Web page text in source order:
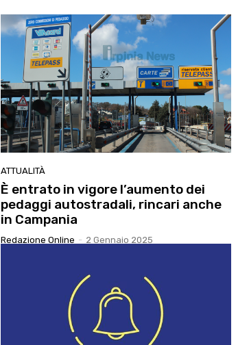
ATTUALITÀ
È entrato in vigore l’aumento dei
pedaggi autostradali, rincari anche
in Campania
Redazione Online - 2 Gennaio 2025